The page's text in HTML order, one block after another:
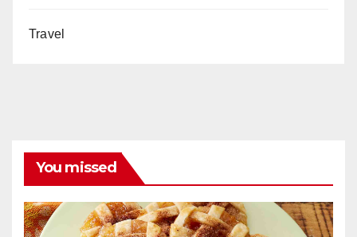
Travel
You missed